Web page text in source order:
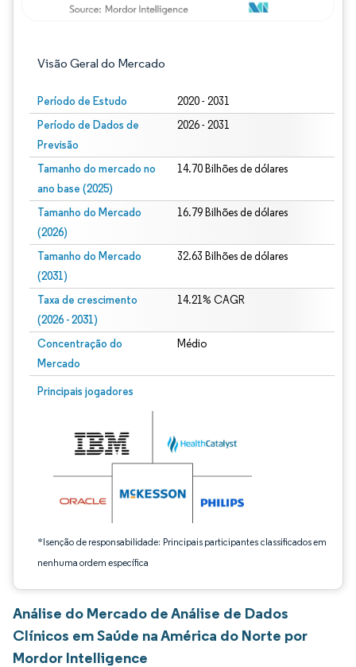
Visão Geral do Mercado
Período de Estudo 2020 - 2031
Período de Dados de
Previsão
2026 - 2031
Tamanho do mercado no
ano base (2025)
14.70 Bilhões de dólares
Tamanho do Mercado
(2026)
16.79 Bilhões de dólares
Tamanho do Mercado
(2031)
32.63 Bilhões de dólares
Taxa de crescimento
(2026 - 2031)
14.21% CAGR
Concentração do
Mercado
Médio
Principais jogadores
*Isenção de responsabilidade: Principais participantes classificados em
nenhuma ordem específica
Imagem © Mordor Intelligence. O reuso requer atribuição conforme CC BY 4.0.
Análise do Mercado de Análise de Dados
Clínicos em Saúde na América do Norte por
Mordor Intelligence